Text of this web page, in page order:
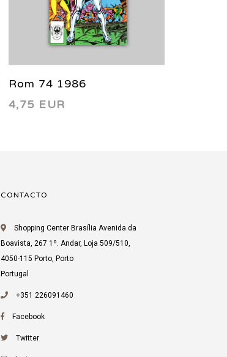
Rom 74 1986
4,75 EUR
CONTACTO
Shopping Center Brasília Avenida da
Boavista, 267 1º. Andar, Loja 509/510,
4050-115 Porto, Porto
Portugal
+351 226091460
Facebook
Twitter